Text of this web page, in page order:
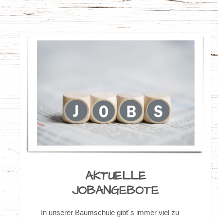
AKTUELLE
JOBANGEBOTE
In unserer Baumschule gibt´s immer viel zu